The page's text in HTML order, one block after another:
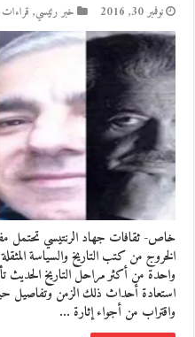
نوفمبر 30, 2016 خبر رئيسي, قراءات
خاص- ثقافات جهاد الرنتيسي تحتمل
الخروج من كتب التاريخ والسياسة
واحدة من أكثر مراحل التاريخ الحديث
استعادة أحداث ذلك الزمن وتفاصيل
واقتراب من أجواء إثارة …